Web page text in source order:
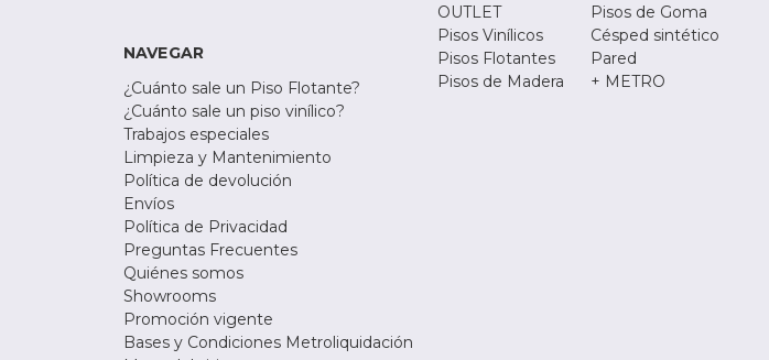
NAVEGAR
¿Cuánto sale un Piso Flotante?
¿Cuánto sale un piso vinílico?
Trabajos especiales
Limpieza y Mantenimiento
Política de devolución
Envíos
Política de Privacidad
Preguntas Frecuentes
Quiénes somos
Showrooms
Promoción vigente
Bases y Condiciones Metroliquidación
OUTLET
Pisos Vinílicos
Pisos Flotantes
Pisos de Madera
Pisos de Goma
Césped sintético
Pared
+ METRO